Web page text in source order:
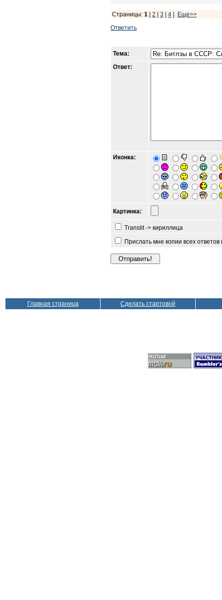
Страницы: 1 2 3 4
Еще>>
Ответить
Тема:
Ответ:
Иконка:
Картинка:
Translit -> кириллица
Прислать мне копии всех
Главная страница Сделать стартовой